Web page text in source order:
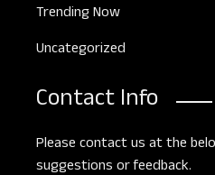
Trending Now
Uncategorized
Contact Info
Please contact us at the
suggestions or feedback.